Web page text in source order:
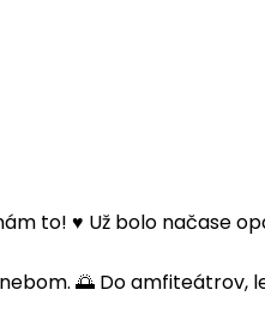
to! ♥️ Už bolo načase
🌅 Do